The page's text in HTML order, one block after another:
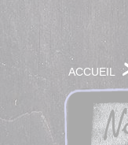
ACCUEIL